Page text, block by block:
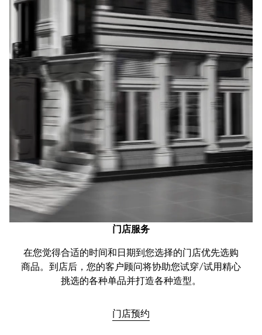
门店服务
在您觉得合适的时间和日期到您选择的门店优先选购
商品。到店后，您的客户顾问将协助您试穿/试用精心
挑选的各种单品并打造各种造型。
门店预约